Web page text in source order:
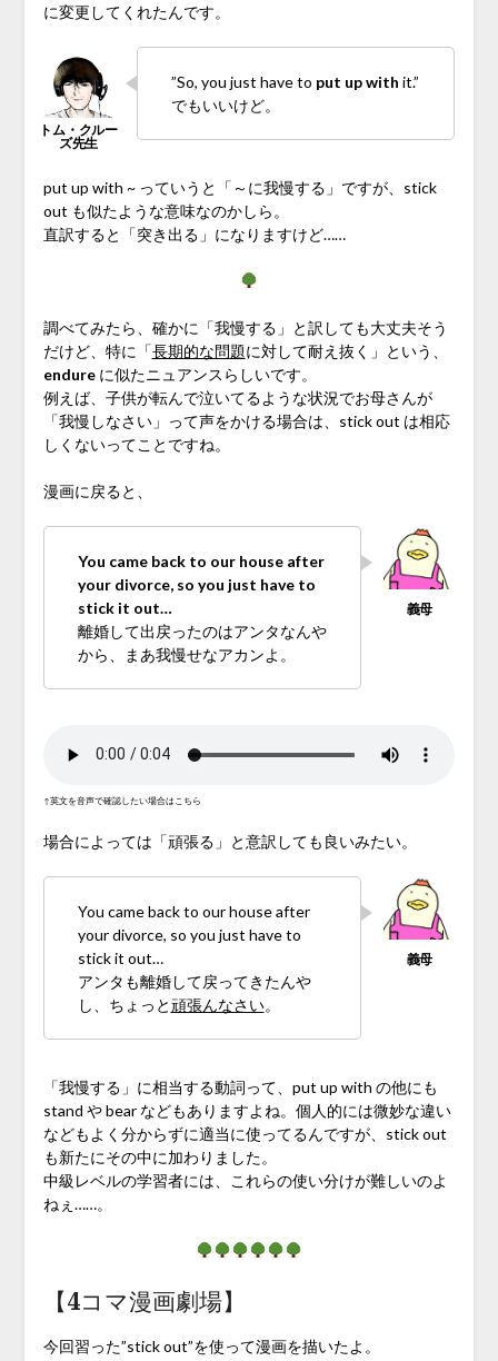
に変更してくれたんです。
”So, you just have to put up with it.”
でもいいけど。
put up with ~ っていうと「～に我慢する」ですが、stick
out も似たような意味なのかしら。
直訳すると「突き出る」になりますけど……
調べてみたら、確かに「我慢する」と訳しても大丈夫そう
だけど、特に「長期的な問題に対して耐え抜く」という、
endureに似たニュアンスらしいです。
例えば、子供が転んで泣いてるような状況でお母さんが
「我慢しなさい」って声をかける場合は、stick out は相応
しくないってことですね。
漫画に戻ると、
You came back to our house after
your divorce, so you just have to
stick it out…
離婚して出戻ったのはアンタなんや
から、まあ我慢せなアカンよ。
↑英文を音声で確認したい場合はこちら
場合によっては「頑張る」と意訳しても良いみたい。
You came back to our house after
your divorce, so you just have to
stick it out…
アンタも離婚して戻ってきたんや
し、ちょっと頑張んなさい。
「我慢する」に相当する動詞って、put up with の他にも
stand や bear などもありますよね。個人的には微妙な違い
などもよく分からずに適当に使ってるんですが、stick out
も新たにその中に加わりました。
中級レベルの学習者には、これらの使い分けが難しいのよ
ねぇ……。
【4コマ漫画劇場】
今回習った”stick out”を使って漫画を描いたよ。